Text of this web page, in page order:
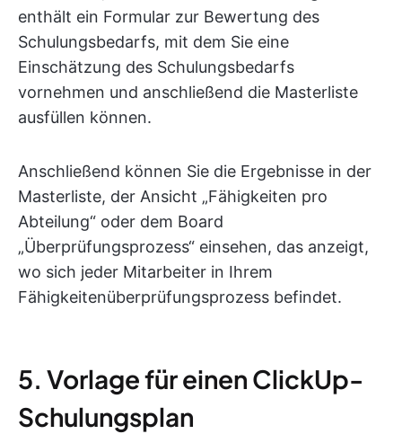
enthält ein Formular zur Bewertung des
Schulungsbedarfs, mit dem Sie eine
Einschätzung des Schulungsbedarfs
vornehmen und anschließend die Masterliste
ausfüllen können.
Anschließend können Sie die Ergebnisse in der
Masterliste, der Ansicht „Fähigkeiten pro
Abteilung“ oder dem Board
„Überprüfungsprozess“ einsehen, das anzeigt,
wo sich jeder Mitarbeiter in Ihrem
Fähigkeitenüberprüfungsprozess befindet.
5. Vorlage für einen ClickUp-
Schulungsplan